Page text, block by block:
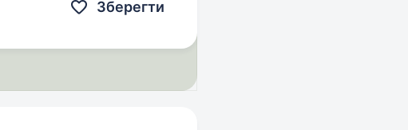
Зберегти